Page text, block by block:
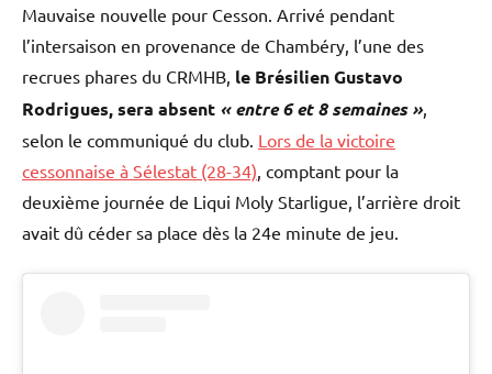
Mauvaise nouvelle pour Cesson. Arrivé pendant
l’intersaison en provenance de Chambéry, l’une des
recrues phares du CRMHB, le Brésilien Gustavo
Rodrigues, sera absent « entre 6 et 8 semaines »,
selon le communiqué du club. Lors de la victoire
cessonnaise à Sélestat (28-34), comptant pour la
deuxième journée de Liqui Moly Starligue, l’arrière droit
avait dû céder sa place dès la 24e minute de jeu.